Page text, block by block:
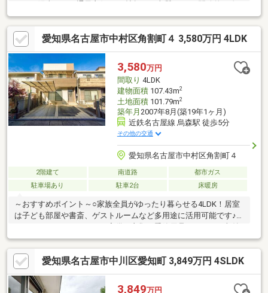
抜け■書斎スペース・パントリー・WIC等 充実設備■スーパー・薬
局・公園 徒歩5分圏内♪買い物便利な住環境―――【check point】
＊リビングイン階段 ＊全室2面採光 ＊バルコニー2か所 ＊並
列駐車2台＊全居室6帖以上 ＊全居室収納 ＊省エネ基準適合住
宅＊前面道路約7.7ｍでお車の出し入れもスムーズ
愛知県名古屋市中村区角割町４ 3,580万円 4LDK
3,580万円
間取り 4LDK
建物面積107.43m2
土地面積101.79m2
築年月 2007年8月(築19年1ヶ月)
近鉄名古屋線 烏森駅 徒歩5分
その他の交通
愛知県名古屋市中村区角割町４
2階建て 南道路
都市ガス
駐車場あり
駐車2台 床暖房
～おすすめポイント～○家族全員がゆったり暮らせる4LDK！居室
は子ども部屋や書斎、ゲストルームなど多用途に活用可能です♪○
できます♪○各居室に床暖房付きで冬も足元からポカポカ♪○室内状
態良好の為入居後すぐに快適に暮らせます♪～周辺環境～○近鉄名
古屋線「烏森」駅徒歩５分！ 名古屋駅まで乗り換えなしでアク
セス可能で通勤や通学、お出かけに便利です♪○周辺にはスーパー
やドラッグストア、コンビニなど生活しやすい環境が整っていま
愛知県名古屋市中川区愛知町 3,849万円 4SLDK
3,849万円